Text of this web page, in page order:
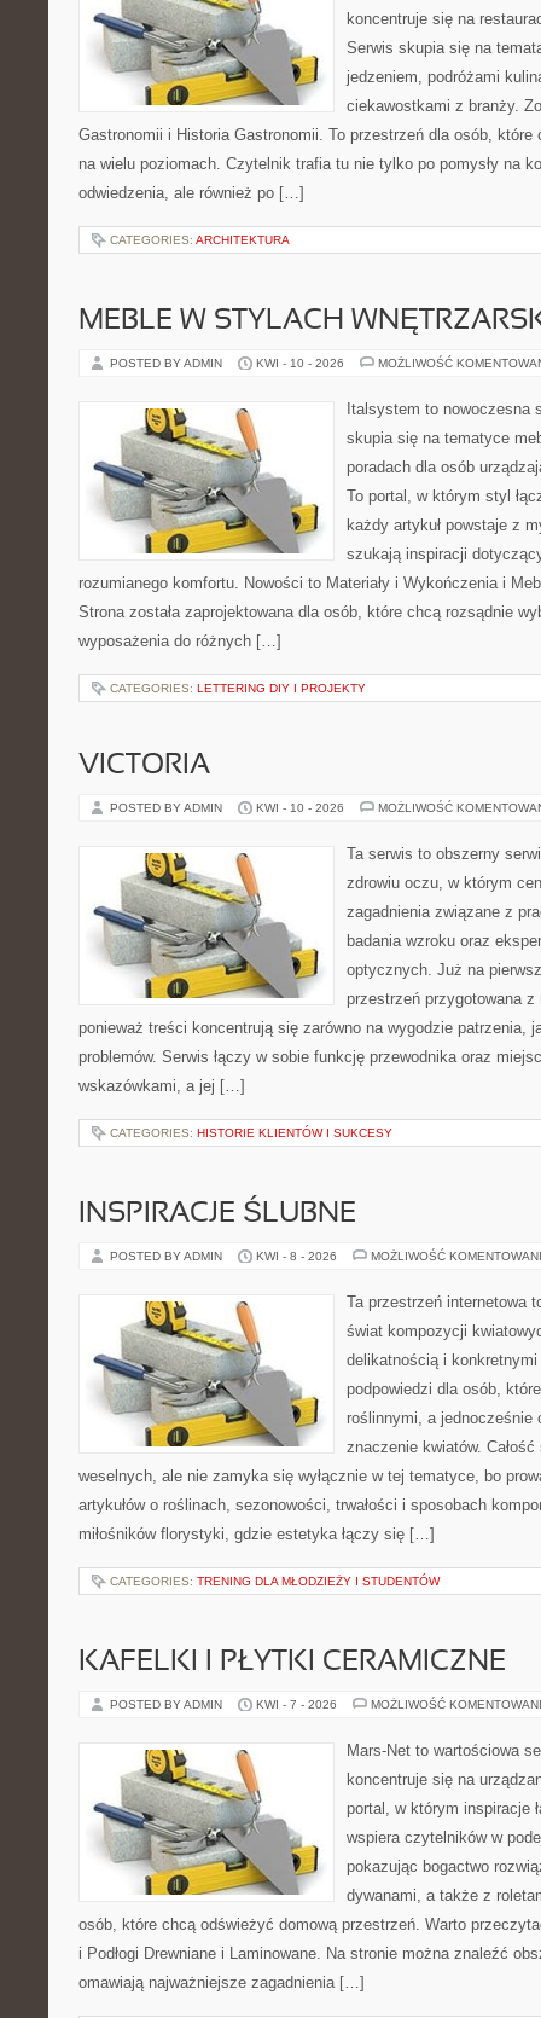
koncentruje się na
Serwis skupia się na
jedzeniem, podróżami
ciekawostkami z branży.
Gastronomii i Historia Gastronomii. To przestrzeń dla osób, które
na wielu poziomach. Czytelnik trafia tu nie tylko po pomysły na
odwiedzenia, ale również po […]
CATEGORIES: ARCHITEKTURA
MEBLE W STYLACH
POSTED BY ADMIN KWI - 10 - 2026 MOŻLIWOŚĆ
Italsystem to nowoczesna
skupia się na tematyce
poradach dla osób
To portal, w którym styl
każdy artykuł powstaje z
szukają inspiracji
rozumianego komfortu. Nowości to Materiały i Wykończenia i
Strona została zaprojektowana dla osób, które chcą rozsądnie
wyposażenia do różnych […]
CATEGORIES: LETTERING DIY I PROJEKTY
VICTORIA
POSTED BY ADMIN KWI - 10 - 2026 MOŻLIWOŚĆ
Ta serwis to obszerny
zdrowiu oczu, w którym
zagadnienia związane z
badania wzroku oraz
optycznych. Już na
przestrzeń przygotowana
ponieważ treści koncentrują się zarówno na wygodzie patrzenia,
problemów. Serwis łączy w sobie funkcję przewodnika oraz
wskazówkami, a jej […]
CATEGORIES: HISTORIE KLIENTÓW I SUKCESY
INSPIRACJE ŚLUBNE
POSTED BY ADMIN KWI - 8 - 2026 MOŻLIWOŚĆ
Ta przestrzeń internetowa
świat kompozycji
delikatnością i
podpowiedzi dla osób,
roślinnymi, a jednocześnie
znaczenie kwiatów.
weselnych, ale nie zamyka się wyłącznie w tej tematyce, bo
artykułów o roślinach, sezonowości, trwałości i sposobach
miłośników florystyki, gdzie estetyka łączy się […]
CATEGORIES: TRENING DLA MŁODZIEŻY I STUDENTÓW
KAFELKI I PŁYTKI CERAMICZNE
POSTED BY ADMIN KWI - 7 - 2026 MOŻLIWOŚĆ
Mars-Net to wartościowa
koncentruje się na
portal, w którym inspiracje
wspiera czytelników w
pokazując bogactwo
dywanami, a także z
osób, które chcą odświeżyć domową przestrzeń. Warto
i Podłogi Drewniane i Laminowane. Na stronie można znaleźć
omawiają najważniejsze zagadnienia […]